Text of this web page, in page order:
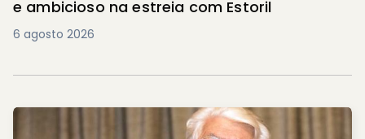
e ambicioso na estreia com Estoril
6 agosto 2026